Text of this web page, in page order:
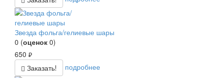
Звезда фольга/гелиевые шары
0 (оценок 0)
650 руб.
Заказать! подробнее